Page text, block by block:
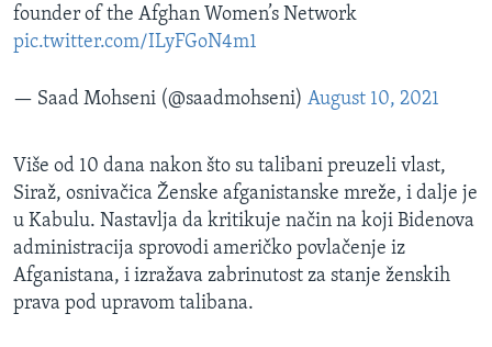
founder of the Afghan Women’s Network
pic.twitter.com/ILyFGoN4m1
— Saad Mohseni (@saadmohseni) August 10, 2021
Više od 10 dana nakon što su talibani preuzeli vlast,
Siraž, osnivačica Ženske afganistanske mreže, i dalje je
u Kabulu. Nastavlja da kritikuje način na koji Bidenova
administracija sprovodi američko povlačenje iz
Afganistana, i izražava zabrinutost za stanje ženskih
prava pod upravom talibana.